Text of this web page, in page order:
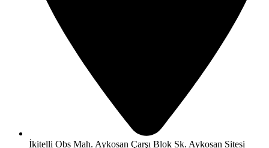
İkitelli Obs Mah. Aykosan Çarşı Blok Sk. Aykosan Sitesi